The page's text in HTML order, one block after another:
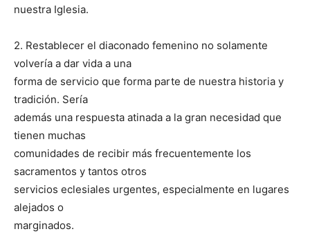
nuestra Iglesia.
2. Restablecer el diaconado femenino no solamente
volvería a dar vida a una
forma de servicio que forma parte de nuestra historia y
tradición. Sería
además una respuesta atinada a la gran necesidad que
tienen muchas
comunidades de recibir más frecuentemente los
sacramentos y tantos otros
servicios eclesiales urgentes, especialmente en lugares
alejados o
marginados.